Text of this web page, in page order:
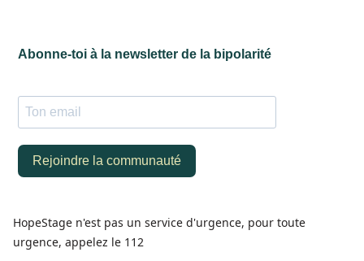
HopeStage n'est pas un service d'urgence, pour toute
urgence, appelez le 112